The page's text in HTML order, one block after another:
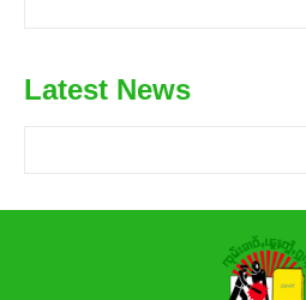
Latest News